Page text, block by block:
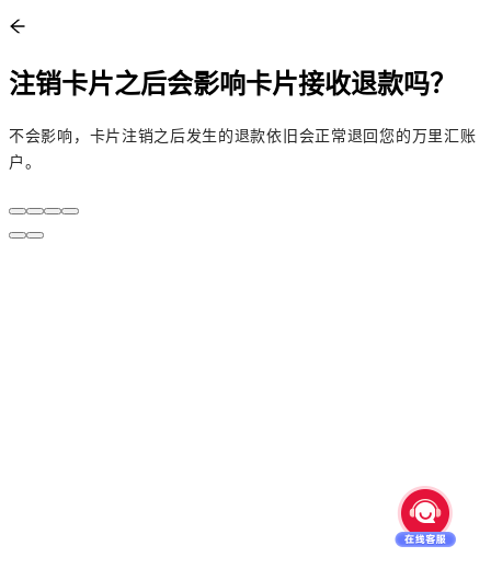
注销卡片之后会影响卡片接收退款吗？
不会影响，卡片注销之后发生的退款依旧会正常退回您的万里汇账
户。